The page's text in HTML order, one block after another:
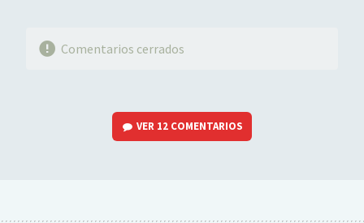
Comentarios cerrados
VER 12 COMENTARIOS